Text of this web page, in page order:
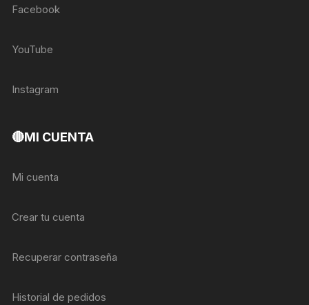
Facebook
YouTube
Instagram
🔴MI CUENTA
Mi cuenta
Crear tu cuenta
Recuperar contraseña
Historial de pedidos